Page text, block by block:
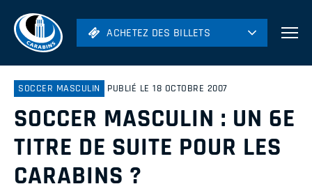
ACHETEZ DES BILLETS
Hockey
Soccer
Rugby
ACHETEZ DES BILLETS
SOCCER MASCULIN PUBLIÉ LE 18 OCTOBRE 2007
SOCCER MASCULIN : UN 6E
TITRE DE SUITE POUR LES
CARABINS ?